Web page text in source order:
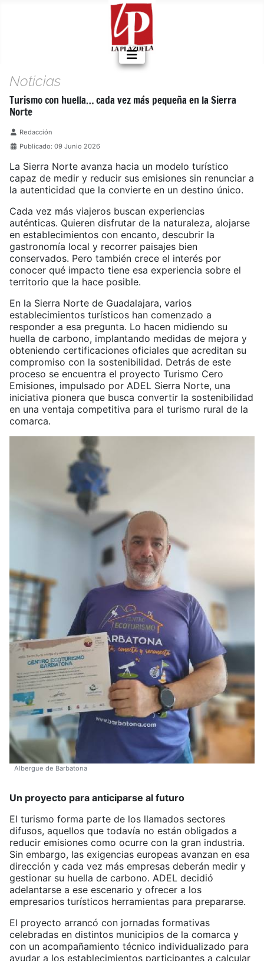
Noticias
Turismo con huella… cada vez más pequeña en la Sierra
Norte
Detalles
Redacción
Publicado: 09 Junio 2026
La Sierra Norte avanza hacia un modelo turístico
capaz de medir y reducir sus emisiones sin renunciar a
la autenticidad que la convierte en un destino único.
Cada vez más viajeros buscan experiencias
auténticas. Quieren disfrutar de la naturaleza, alojarse
en establecimientos con encanto, descubrir la
gastronomía local y recorrer paisajes bien
conservados. Pero también crece el interés por
conocer qué impacto tiene esa experiencia sobre el
territorio que la hace posible.
En la Sierra Norte de Guadalajara, varios
establecimientos turísticos han comenzado a
responder a esa pregunta. Lo hacen midiendo su
huella de carbono, implantando medidas de mejora y
obteniendo certificaciones oficiales que acreditan su
compromiso con la sostenibilidad. Detrás de este
proceso se encuentra el proyecto Turismo Cero
Emisiones, impulsado por ADEL Sierra Norte, una
iniciativa pionera que busca convertir la sostenibilidad
en una ventaja competitiva para el turismo rural de la
comarca.
Albergue de Barbatona
Un proyecto para anticiparse al futuro
El turismo forma parte de los llamados sectores
difusos, aquellos que todavía no están obligados a
reducir emisiones como ocurre con la gran industria.
Sin embargo, las exigencias europeas avanzan en esa
dirección y cada vez más empresas deberán medir y
gestionar su huella de carbono. ADEL decidió
adelantarse a ese escenario y ofrecer a los
empresarios turísticos herramientas para prepararse.
El proyecto arrancó con jornadas formativas
celebradas en distintos municipios de la comarca y
con un acompañamiento técnico individualizado para
ayudar a los establecimientos participantes a calcular